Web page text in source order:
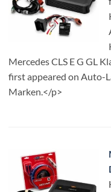
Mercedes CLS E G GL
first appeared on Auto-
Marken.</p>